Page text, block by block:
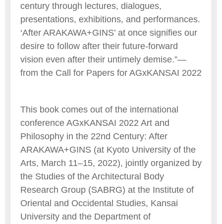
century through lectures, dialogues,
presentations, exhibitions, and performances.
‘After ARAKAWA+GINS’ at once signifies our
desire to follow after their future-forward
vision even after their untimely demise.”—
from the Call for Papers for AGxKANSAI 2022
This book comes out of the international
conference AGxKANSAI 2022 Art and
Philosophy in the 22nd Century: After
ARAKAWA+GINS (at Kyoto University of the
Arts, March 11–15, 2022), jointly organized by
the Studies of the Architectural Body
Research Group (SABRG) at the Institute of
Oriental and Occidental Studies, Kansai
University and the Department of